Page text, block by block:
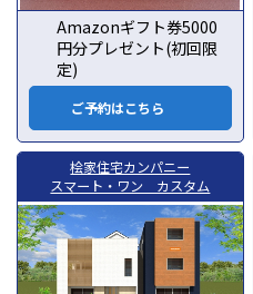
Amazonギフト券5000
円分プレゼント(初回限
定)
ご予約はこちら
桧家住宅カンパニー
スマート・ワン カスタム